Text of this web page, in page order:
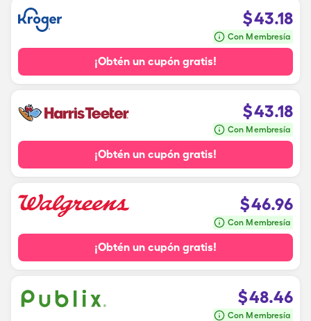
$43.18
Con Membresía
¡Obtén un cupón gratis!
$43.18
Con Membresía
¡Obtén un cupón gratis!
$46.96
Con Membresía
¡Obtén un cupón gratis!
$48.46
Con Membresía